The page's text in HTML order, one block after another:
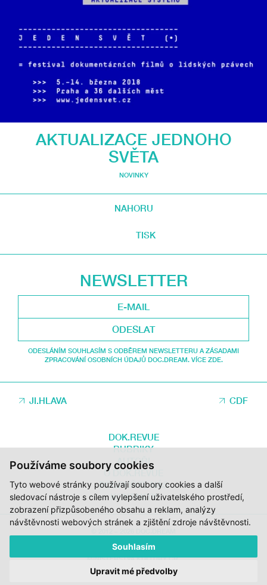
Používáme soubory cookies
Tyto webové stránky používají soubory cookies a další
sledovací nástroje s cílem vylepšení uživatelského prostředí,
zobrazení přizpůsobeného obsahu a reklam, analýzy
návštěvnosti webových stránek a zjištění zdroje návštěvnosti.
Souhlasím
Upravit mé předvolby
AKTUALIZACE JEDNOHO
SVĚTA
NOVINKY
NAHORU
TISK
NEWSLETTER
ODESLAT
ODESLÁNÍM SOUHLASÍM S ODBĚREM NEWSLETTERU A ZÁSADAMI
ZPRACOVÁNÍ OSOBNÍCH ÚDAJŮ DOC.DREAM. VÍCE ZDE.
JI.HLAVA CDF
DOK.REVUE
RUBRIKY
AUTOŘI
O DOK.REVUE
PODPOŘTE NÁS
KONTAKTY
ZA PODPORY STÁTNÍHO FONDU KINEMATOGRAFIE, KRAJE VYSOČINA A
MINISTERSTVA KULTURY ČR.
DESIGN: HMSDESIGN KÓD: S2 STUDIO